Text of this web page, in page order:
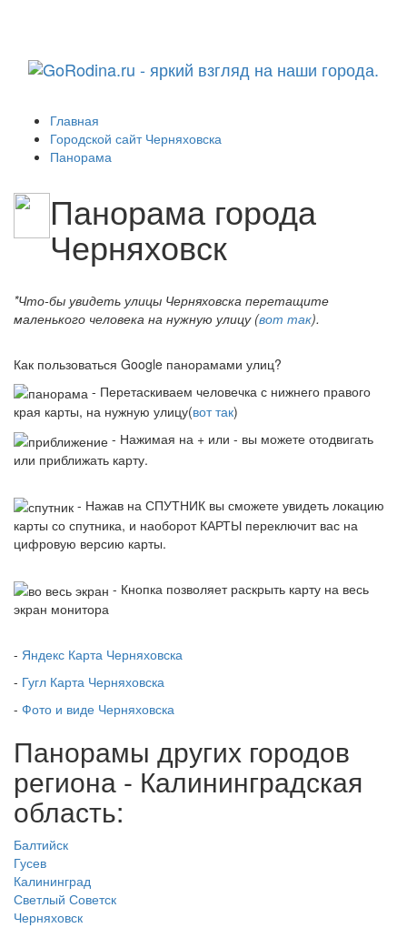
Главная
Городской сайт Черняховска
Панорама
Панорама города
Черняховск
*Что-бы увидеть улицы Черняховска перетащите
маленького человека на нужную улицу (вот так).
Как пользоваться Google панорамами улиц?
- Перетаскиваем человечка с нижнего правого
края карты, на нужную улицу(вот так)
- Нажимая на + или - вы можете отодвигать
или приближать карту.
- Нажав на СПУТНИК вы сможете увидеть локацию
карты со спутника, и наоборот КАРТЫ переключит вас на
цифровую версию карты.
- Кнопка позволяет раскрыть карту на весь
экран монитора
- Яндекс Карта Черняховска
- Гугл Карта Черняховска
- Фото и виде Черняховска
Панорамы других городов
региона - Калининградская
область:
Балтийск
Гусев
Калининград
Светлый Советск
Черняховск